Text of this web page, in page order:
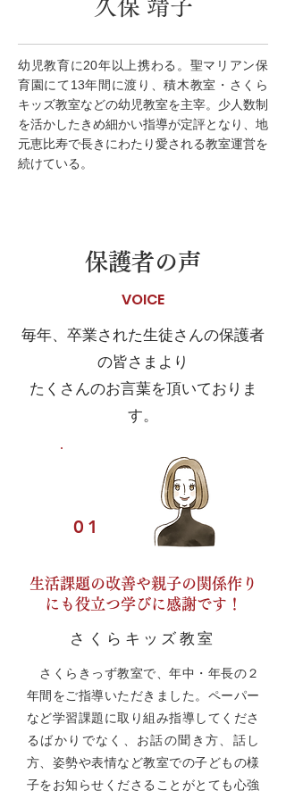
久保 靖子
幼児教育に20年以上携わる。聖マリアン保
育園にて13年間に渡り、積木教室・さくら
キッズ教室などの幼児教室を主宰。少人数制
を活かしたきめ細かい指導が定評となり、地
元恵比寿で長きにわたり愛される教室運営を
続けている。
保護者の声
VOICE
毎年、卒業された生徒さんの保護者
の皆さまより
たくさんのお言葉を頂いておりま
す。
01
生活課題の改善や親子の関係作り
にも役立つ学びに感謝です！
さくらキッズ教室
さくらきっず教室で、年中・年長の２
年間をご指導いただきました。ペーパー
など学習課題に取り組み指導してくださ
るばかりでなく、お話の聞き方、話し
方、姿勢や表情など教室での子どもの様
子をお知らせくださることがとても心強